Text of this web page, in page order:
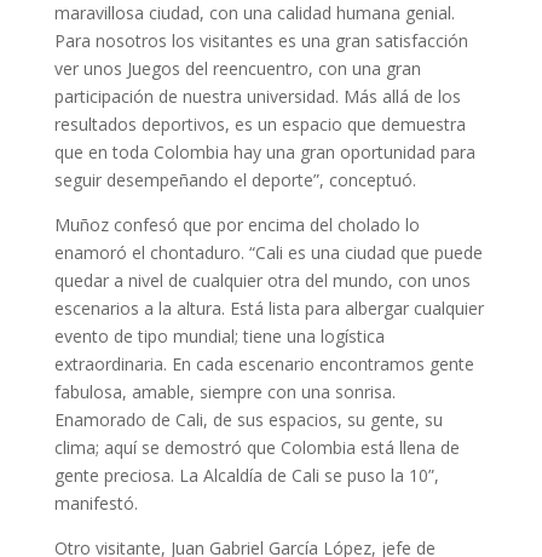
maravillosa ciudad, con una calidad humana genial.
Para nosotros los visitantes es una gran satisfacción
ver unos Juegos del reencuentro, con una gran
participación de nuestra universidad. Más allá de los
resultados deportivos, es un espacio que demuestra
que en toda Colombia hay una gran oportunidad para
seguir desempeñando el deporte”, conceptuó.
Muñoz confesó que por encima del cholado lo
enamoró el chontaduro. “Cali es una ciudad que puede
quedar a nivel de cualquier otra del mundo, con unos
escenarios a la altura. Está lista para albergar cualquier
evento de tipo mundial; tiene una logística
extraordinaria. En cada escenario encontramos gente
fabulosa, amable, siempre con una sonrisa.
Enamorado de Cali, de sus espacios, su gente, su
clima; aquí se demostró que Colombia está llena de
gente preciosa. La Alcaldía de Cali se puso la 10”,
manifestó.
Otro visitante, Juan Gabriel García López, jefe de